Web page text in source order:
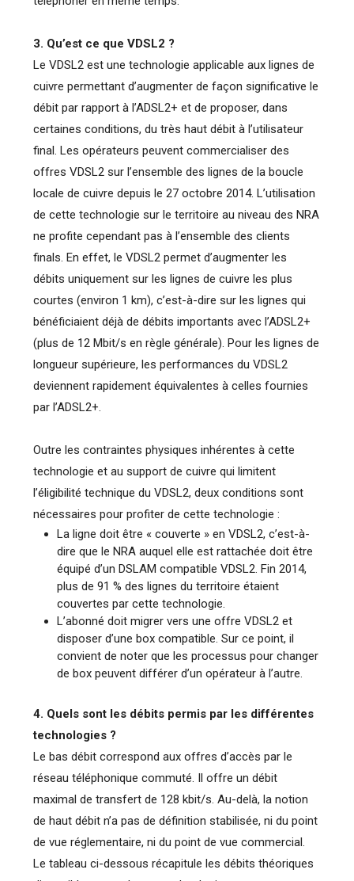
3. Qu’est ce que VDSL2 ?
Le VDSL2 est une technologie applicable aux lignes de
cuivre permettant d’augmenter de façon significative le
débit par rapport à l’ADSL2+ et de proposer, dans
certaines conditions, du très haut débit à l’utilisateur
final. Les opérateurs peuvent commercialiser des
offres VDSL2 sur l’ensemble des lignes de la boucle
locale de cuivre depuis le 27 octobre 2014. L’utilisation
de cette technologie sur le territoire au niveau des NRA
ne profite cependant pas à l’ensemble des clients
finals. En effet, le VDSL2 permet d’augmenter les
débits uniquement sur les lignes de cuivre les plus
courtes (environ 1 km), c’est-à-dire sur les lignes qui
bénéficiaient déjà de débits importants avec l’ADSL2+
(plus de 12 Mbit/s en règle générale). Pour les lignes de
longueur supérieure, les performances du VDSL2
deviennent rapidement équivalentes à celles fournies
par l’ADSL2+.
Outre les contraintes physiques inhérentes à cette
technologie et au support de cuivre qui limitent
l’éligibilité technique du VDSL2, deux conditions sont
nécessaires pour profiter de cette technologie :
La ligne doit être « couverte » en VDSL2, c’est-à-
dire que le NRA auquel elle est rattachée doit être
équipé d’un DSLAM compatible VDSL2. Fin 2014,
plus de 91 % des lignes du territoire étaient
couvertes par cette technologie.
L’abonné doit migrer vers une offre VDSL2 et
disposer d’une box compatible. Sur ce point, il
convient de noter que les processus pour changer
de box peuvent différer d’un opérateur à l’autre.
4. Quels sont les débits permis par les différentes
technologies ?
Le bas débit correspond aux offres d’accès par le
réseau téléphonique commuté. Il offre un débit
maximal de transfert de 128 kbit/s. Au-delà, la notion
de haut débit n’a pas de définition stabilisée, ni du point
de vue réglementaire, ni du point de vue commercial.
Le tableau ci-dessous récapitule les débits théoriques